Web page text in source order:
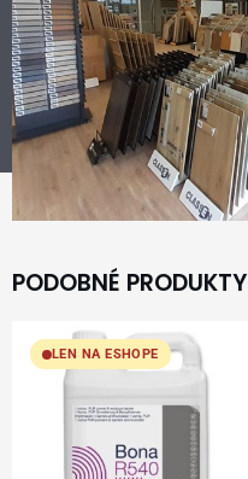
PODOBNÉ PRODUKTY
LEN NA ESHOPE